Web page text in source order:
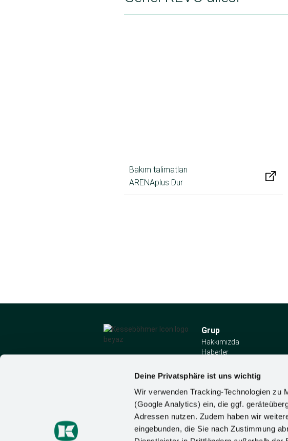
Deine Privatsphäre ist uns wichtig
Wir verwenden Tracking-Technologien zu
(Google Analytics) ein, die ggf.
Adressen nutzen. Zudem haben wir
eingebunden, die Sie nach Zustimmung
Bakım talimatları
ARENAplus Dur
Kesseböhmer Holding
KG Mindener Str. 208
49152 Bad Essen
Grup
Hakkımızda
Haberler